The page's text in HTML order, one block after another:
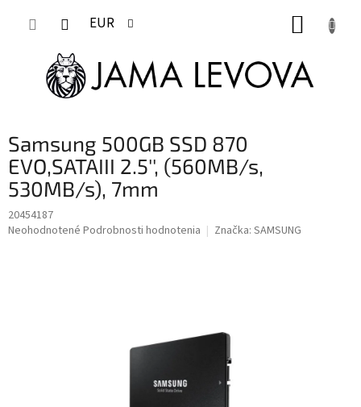
EUR
Samsung 500GB SSD 870
EVO,SATAIII 2.5'', (560MB/s,
530MB/s), 7mm
20454187
Priemerné
Neohodnotené Podrobnosti hodnotenia Značka: SAMSUNG